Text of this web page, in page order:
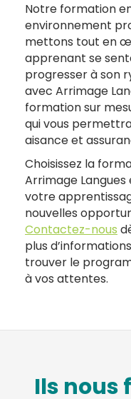
Notre formation
environnement
mettons tout en
apprenant se
progresser à son
avec Arrimage
formation sur
qui vous
aisance et
Choisissez la
Arrimage
votre
nouvelles
Contactez-nous
plus
trouver le
à vos attentes.
Ils nous